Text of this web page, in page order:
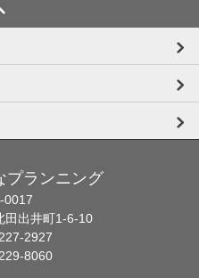
プランニング
0017
田出井町1-6-10
2927
8060